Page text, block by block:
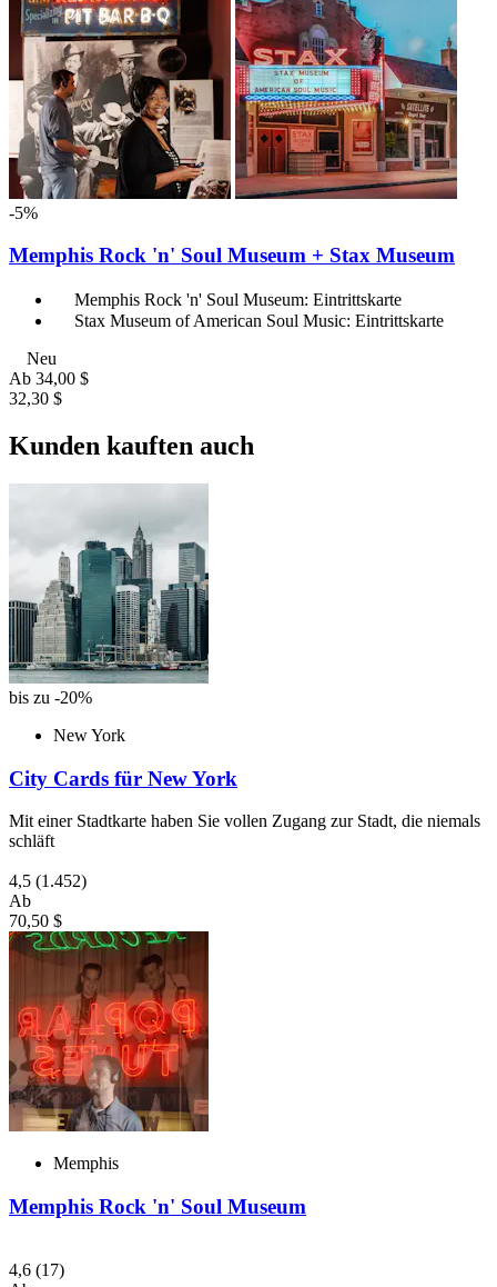
-5%
Memphis Rock 'n' Soul Museum + Stax Museum
Memphis Rock 'n' Soul Museum: Eintrittskarte
Stax Museum of American Soul Music: Eintrittskarte
Neu
Ab 34,00 $
32,30 $
Kunden kauften auch
bis zu -20%
New York
City Cards für New York
Mit einer Stadtkarte haben Sie vollen Zugang zur Stadt, die niemals
schläft
4,5 (1.452)
Ab
70,50 $
Memphis
Memphis Rock 'n' Soul Museum
4,6 (17)